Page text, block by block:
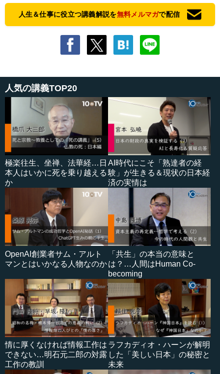
人生＆仕事に役立つ講義解説を無料メルマガで配信
人気の講義TOP20
極楽往生、坐禅、法華経…日
本人はいかに死を乗り越える
か
AI時代にこそ「熟達者の経
験」が生きる＆現状の日本経
済の実情は
OpenAI創業者サム・アルト
マンとはいかなる人物なのか
「共生」の本当の意味と
は？…人間はHuman Co-
becoming
情に厚くなければ情報工作は
できない…明石元二郎の対露
工作の教訓
ラフカディオ・ハーンが解明
した「美しい日本」の秘密と
未来